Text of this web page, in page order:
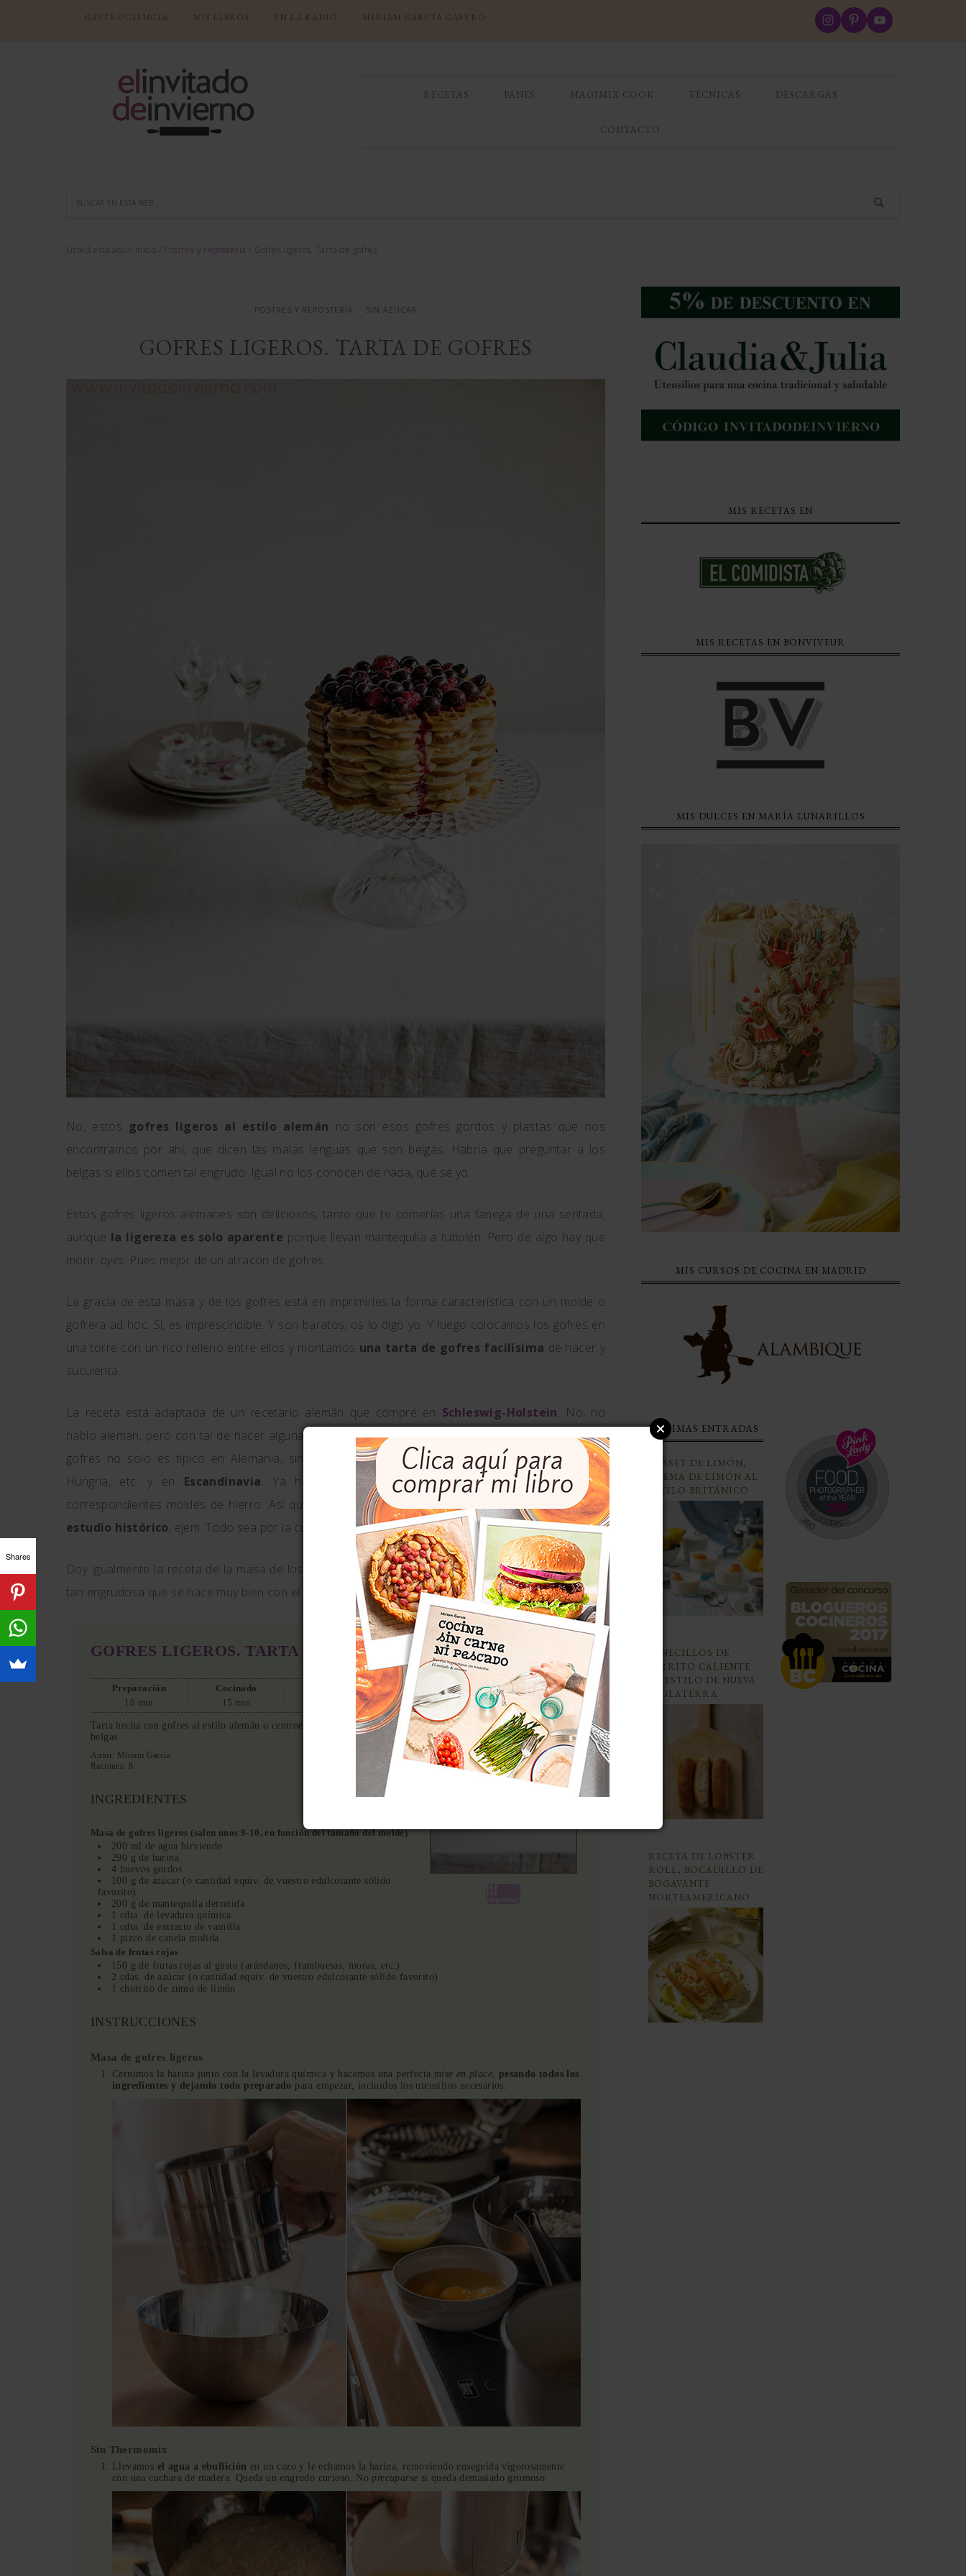
GASTROCIENCIA MIS LIBROS EN LA RADIO MIRIAM GARCÍA GASTRO
RECETAS PANES MAGIMIX COOK TÉCNICAS DESCARGAS
CONTACTO
Usted está aquí: Inicio Postres y repostería Gofres ligeros. Tarta de gofres
POSTRES Y REPOSTERÍA SIN AZÚCAR
GOFRES LIGEROS. TARTA DE GOFRES
No, estos gofres ligeros al estilo alemán no son esos gofres gordos y plastas que nos
encontramos por ahí, que dicen las malas lenguas que son belgas. Habría que preguntar a los
belgas si ellos comen tal engrudo. Igual no los conocen de nada, qué sé yo.
Estos gofres ligeros alemanes son deliciosos, tanto que te comerías una fanega de una sentada,
aunque la ligereza es solo aparente porque llevan mantequilla a tutiplén. Pero de algo hay que
morir, oyes. Pues mejor de un atracón de gofres.
La gracia de esta masa y de los gofres está en imprimirles la forma característica con un molde o
gofrera ad hoc. Sí, es imprescindible. Y son baratos, os lo digo yo. Y luego colocamos los gofres en
una torre con un rico relleno entre ellos y montamos una tarta de gofres facilísima de hacer y
suculenta.
La receta está adaptada de un recetario alemán que compré en Schleswig-Holstein. No, no
hablo alemán, pero con tal de hacer alguna receta lo meto todo en Google Translate. Este tipo de
gofres no solo es típico en Alemania, sino en buena parte deCentroeuropa , como Polonia,
Hungría, etc. y en Escandinavia. Ya hay noticias de ellos enla Edad Media, con sus
correspondientes moldes de hierro. Así que siempre podemos decir que
estamos haciendo un
estudio histórico, ejem. Todo sea por la cultura gastronómica.
Doy igualmente la receta de la masa de los gofres ligeros para hacerla con Thermomix, porque es
tan engrudosa que se hace muy bien con el maquinucho infernal.
GOFRES LIGEROS. TARTA DE GOFRES
Preparación
10 min
Cocinado
15 min
Tarta hecha con gofres al estilo alemán o centroeuropeo, más ligeros que los
belgas
Autor: Miriam García
Raciones: 8
INGREDIENTES
Masa de gofres ligeros (salen unos 9-10, en función del tamaño del molde)
200 ml de agua hirviendo
290 g de harina
4 huevos gordos
100 g de azúcar (o cantidad equiv. de vuestro edulcorante sólido
favorito)
200 g de mantequilla derretida
1 cdta. de levadura química
1 cdta. de extracto de vainilla
1 pizco de canela molida
Salsa de frutas rojas
150 g de frutas rojas al gusto (arándanos, frambuesas, moras, etc.)
2 cdas. de azúcar (o cantidad equiv. de vuestro edulcorante sólido favorito)
1 chorrito de zumo de limón
INSTRUCCIONES
Masa de gofres ligeros
Cernimos la harina junto con la levadura química y hacemos una perfecta mise en place, pesando todos los
ingredientes y dejando todo preparado para empezar, incluidos los utensilios necesarios.
Sin Thermomix
Llevamos el agua a ebullición en un cazo y le echamos la harina, removiendo enseguida vigorosamente
con una cuchara de madera. Queda un engrudo curioso. No precuparse si queda demasiado grumoso.
MIS RECETAS EN
MIS RECETAS EN BONVIVEUR
MIS DULCES EN MARÍA LUNARILLOS
MIS CURSOS DE COCINA EN MADRID
ÚLTIMAS ENTRADAS
POSSET DE LIMÓN,
CREMA DE LIMÓN AL
ESTILO BRITÁNICO
PANECILLOS DE
PERRITO CALIENTE
AL ESTILO DE NUEVA
INGLATERRA
RECETA DE LOBSTER
ROLL, BOCADILLO DE
BOGAVANTE
NORTEAMERICANO
Shares